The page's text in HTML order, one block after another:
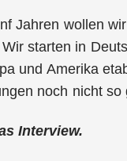
Jahren wollen
starten in
und Amerika
noch nicht
Interview.